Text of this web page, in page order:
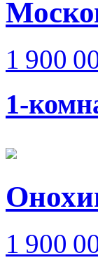
1 900
1-
1 900